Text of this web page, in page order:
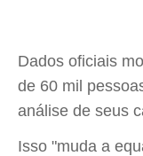
Dados oficiais
de 60 mil
análise de seus
Isso "muda a